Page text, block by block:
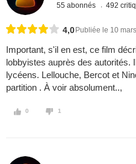
55 abonnés 492
4,0 Publiée le 10
Important, s'il en est, ce film
lobbyistes auprès des autorités.
lycéens. Lellouche, Bercot et
partition . À voir absolument..,
0 1